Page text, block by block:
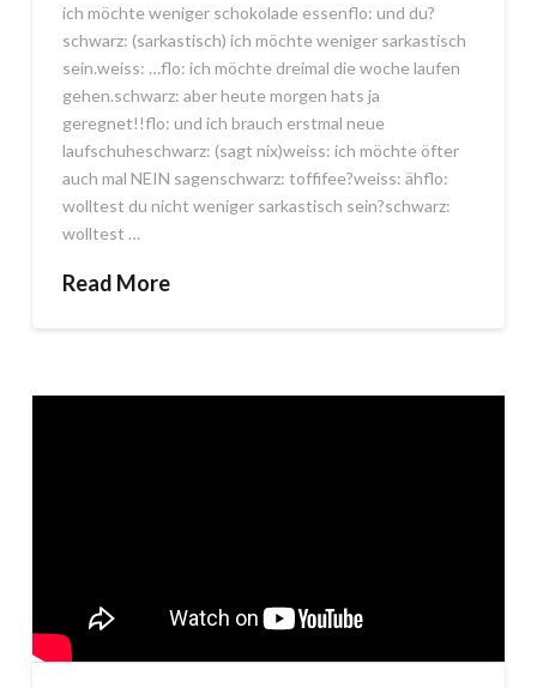
ich möchte weniger schokolade essenflo: und du?
schwarz: (sarkastisch) ich möchte weniger sarkastisch
sein.weiss: …flo: ich möchte dreimal die woche laufen
gehen.schwarz: aber heute morgen hats ja
geregnet!!flo: und ich brauch erstmal neue
laufschuheschwarz: (sagt nix)weiss: ich möchte öfter
auch mal NEIN sagenschwarz: toffifee?weiss: ähflo:
wolltest du nicht weniger sarkastisch sein?schwarz:
wolltest …
Read More